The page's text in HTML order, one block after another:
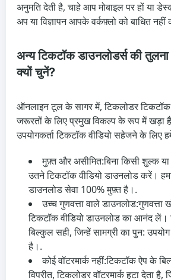
अनुमति देती है, चाहे आप मोबाइल पर हों या
अप या विज्ञापन आपके वर्कफ़्लो को बाधित नहीं
अन्य टिकटॉक डाउनलोडर्स की
क्यों चुनें?
ऑनलाइन टूल के सागर में, टिकलोडर
जरूरतों के लिए प्रमुख विकल्प के रूप में खड़ा
उपयोगकर्ता टिकटॉक वीडियो सहेजने के लिए
मुफ़्त और असीमित:बिना किसी शुल्क
उतने टिकटॉक वीडियो डाउनलोड करें।
डाउनलोड सेवा 100% मुफ़्त है।.
उच्च गुणवत्ता वाले डाउनलोड:गुणवत्ता
टिकटॉक वीडियो डाउनलोड का आनंद लें।
बिल्कुल सही, जिन्हें सामग्री का पुन:
है।.
कोई वॉटरमार्क नहीं:टिकटॉक ऐप के
विपरीत, टिकलोडर वॉटरमार्क हटा देता